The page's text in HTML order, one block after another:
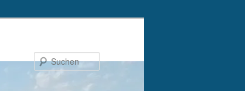
Suchen